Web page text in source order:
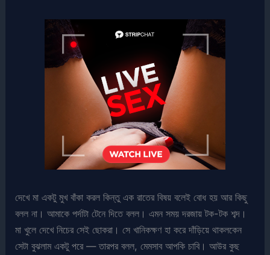
দেখে মা একটু মুখ বাঁকা করল কিন্তু এক রাতের বিষয় বলেই বোধ হয় আর কিছু
বলল না। আমাকে পর্দাটা টেনে দিতে বলল। এমন সময় দরজায় টক-টক শব্দ।
মা খুলে দেখে নিচের সেই ছোকরা। সে খানিকক্ষণ হা করে দাঁড়িয়ে থাকলকেন
সেটা বুঝলাম একটু পরে — তারপর বলল, মেমসাব আপকি চাবি। আউর কুছ